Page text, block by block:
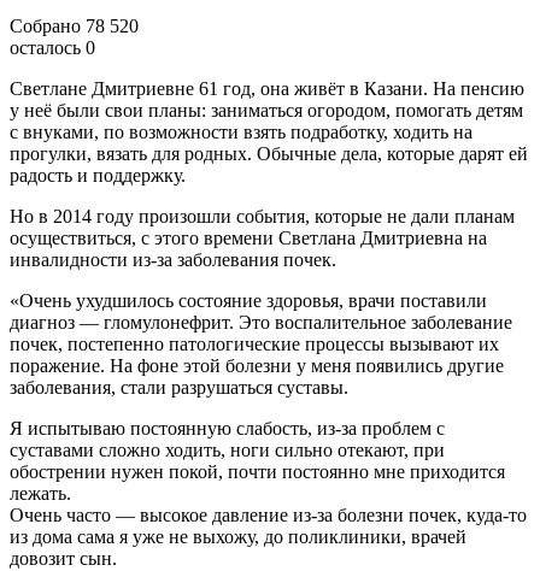
Собрано 78 520
осталось 0
Светлане Дмитриевне 61 год, она живёт в Казани. На пенсию
у неё были свои планы: заниматься огородом, помогать детям
с внуками, по возможности взять подработку, ходить на
прогулки, вязать для родных. Обычные дела, которые дарят ей
радость и поддержку.
Но в 2014 году произошли события, которые не дали планам
осуществиться, с этого времени Светлана Дмитриевна на
инвалидности из-за заболевания почек.
«Очень ухудшилось состояние здоровья, врачи поставили
диагноз — гломулонефрит. Это воспалительное заболевание
почек, постепенно патологические процессы вызывают их
поражение. На фоне этой болезни у меня появились другие
заболевания, стали разрушаться суставы.
Я испытываю постоянную слабость, из-за проблем с
суставами сложно ходить, ноги сильно отекают, при
обострении нужен покой, почти постоянно мне приходится
лежать.
Очень часто — высокое давление из-за болезни почек, куда-то
из дома сама я уже не выхожу, до поликлиники, врачей
довозит сын.